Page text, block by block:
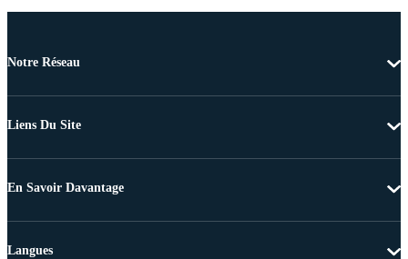
Notre Réseau
Liens Du Site
En Savoir Davantage
Langues